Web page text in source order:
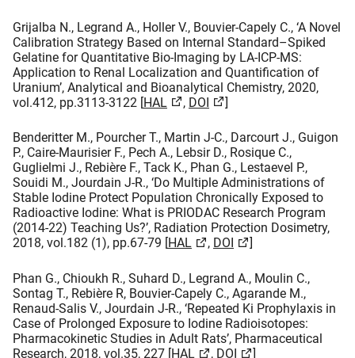
Grijalba N., Legrand A., Holler V., Bouvier-Capely C., ‘A Novel
Calibration Strategy Based on Internal Standard–Spiked
Gelatine for Quantitative Bio-Imaging by LA-ICP-MS:
Application to Renal Localization and Quantification of
Uranium’, Analytical and Bioanalytical Chemistry, 2020,
vol.412, pp.3113-3122 [HAL , DOI​ ]
Benderitter M., Pourcher T., Martin J-C., Darcourt J., Guigon
P., Caire-Maurisier F., Pech A., Lebsir D., Rosique C.,
Guglielmi J., Rebière F., Tack K., Phan G., Lestaevel P.,
Souidi M., Jourdain J-R., ‘Do Multiple Administrations of
Stable Iodine Protect Population Chronically Exposed to
Radioactive Iodine: What is PRIODAC Research Program
(2014-22) Teaching Us?’, Radiation Protection Dosimetry,
2018, vol.182 (1), pp.67-79 [HAL , DOI​ ]
Phan G., Chioukh R., Suhard D., Legrand A., Moulin C.,
Sontag T., Rebière R, Bouvier-Capely C., Agarande M.,
Renaud-Salis V., Jourdain J-R., ‘Repeated Ki Prophylaxis in
Case of Prolonged Exposure to Iodine Radioisotopes:
Pharmacokinetic Studies in Adult Rats’, Pharmaceutical
Research, 2018, vol.35, 227 [HAL​ , DOI​ ]